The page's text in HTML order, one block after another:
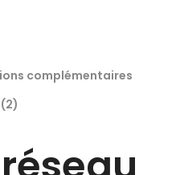
complémentaires